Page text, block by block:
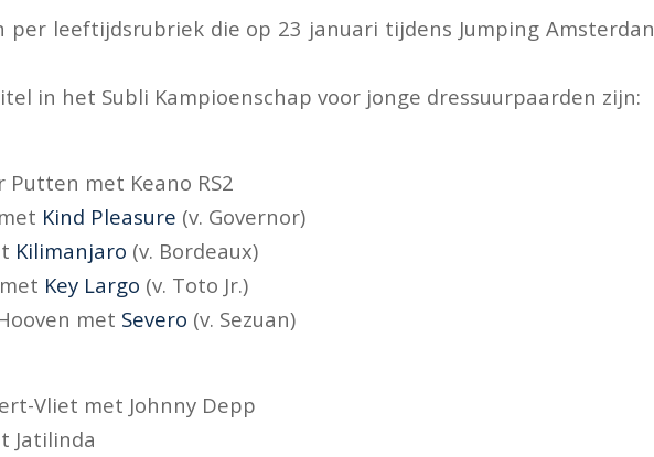
per leeftijdsrubriek die op 23 januari tijdens Jumping Amsterdan
in het Subli Kampioenschap voor jonge dressuurpaarden zijn:
Putten met Keano RS2
Kind Pleasure (v. Governor)
Kilimanjaro (v. Bordeaux)
Key Largo (v. Toto Jr.)
met Severo (v. Sezuan)
Vliet met Johnny Depp
Jatilinda